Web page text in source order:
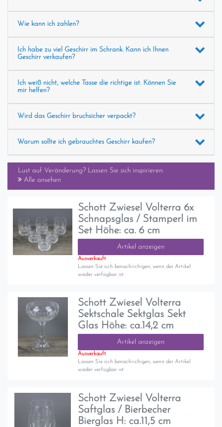
Wie kann ich zahlen?
Ich habe zu viel Geschirr im Schrank. Kann ich Ihnen
Geschirr verkaufen?
Ich weiß nicht, welche Tasse die richtige ist. Können Sie
mir helfen?
Wird das Geschirr bruchsicher verpackt?
Warum sollte ich gebrauchtes Geschirr kaufen?
Lust auf Veränderung? Lassen Sie sich inspirieren:
Alle ansehen
Schott Zwiesel Volterra 6x
Schnapsglas / Stamperl im
Set Höhe: ca. 6 cm
Artikel anzeigen
Ausverkauft
Lassen Sie sich benachrichigen, wenn der Artikel
wieder verfügbar ist.
Schott Zwiesel Volterra
Sektschale Sektglas Sekt
Glas Höhe: ca.14,2 cm
Artikel anzeigen
Ausverkauft
Lassen Sie sich benachrichigen, wenn der Artikel
wieder verfügbar ist.
Schott Zwiesel Volterra
Saftglas / Bierbecher
Bierglas H: ca.11,5 cm